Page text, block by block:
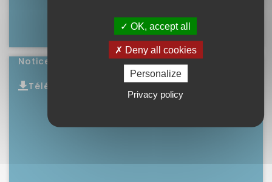
Notice de zonage Saint Ybars
Télécharger
Lire l'article
OK, accept all
Deny all cookies
Personalize
Privacy policy